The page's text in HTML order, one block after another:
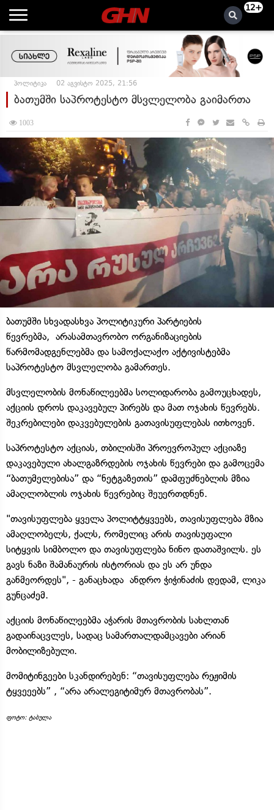
12+
პოლიტიკა 02 აგვისტო 2025, 21:56
ბათუმში საპროტესტო მსვლელობა გაიმართა
1003
ბათუმში სხვადასხვა პოლიტიკური პარტიების
წევრებმა, არასამთავრობო ორგანიზაციების
წარმომადგენლებმა და სამოქალაქო აქტივისტებმა
საპროტესტო მსვლელობა გამართეს.
მსვლელობის მონაწილეებმა სოლიდარობა გამოუცხადეს,
აქციის დროს დაკავებულ პირებს და მათ ოჯახის წევრებს.
შეკრებილები დაკვებულების გათავისუფლებას ითხოვენ.
საპროტესტო აქციას, თბილისში პროევროპულ აქციაზე
დაკავებული ახალგაზრდების ოჯახის წევრები და გამოცემა
“ბათუმელებისა” და “ნეტგაზეთის” დამფუძნებლის მზია
ამაღლობლის ოჯახის წევრებიც შეუერთდნენ.
"თავისუფლება ყველა პოლიტტყვეებს, თავისუფლება მზია
ამაღლობელს, ქალს, რომელიც არის თავისუფალი
სიტყვის სიმბოლო და თავისუფლება ნინო დათაშვილს. ეს
გავს ნაზი შამანაურის ისტორიას და ეს არ უნდა
განმეორდეს", - განაცხადა ანდრო ჭიჭინაძის დედამ, ლიკა
გუნცაძემ.
აქციის მონაწილეებმა აჭარის მთავრობის სახლთან
გადაინაცვლეს, სადაც სამართალდამცავები არიან
მობილიზებული.
მომიტინგეები სკანდირებენ: “თავისუფლება რეჟიმის
ტყვეეებს” , “არა არალეგიტიმურ მთავრობას”.
ფოტო: ტაბულა